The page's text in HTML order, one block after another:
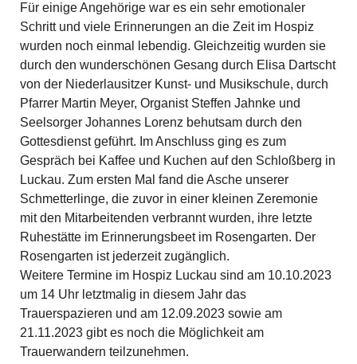
Für einige Angehörige war es ein sehr emotionaler
Schritt und viele Erinnerungen an die Zeit im Hospiz
wurden noch einmal lebendig. Gleichzeitig wurden sie
durch den wunderschönen Gesang durch Elisa Dartscht
von der Niederlausitzer Kunst- und Musikschule, durch
Pfarrer Martin Meyer, Organist Steffen Jahnke und
Seelsorger Johannes Lorenz behutsam durch den
Gottesdienst geführt. Im Anschluss ging es zum
Gespräch bei Kaffee und Kuchen auf den Schloßberg in
Luckau. Zum ersten Mal fand die Asche unserer
Schmetterlinge, die zuvor in einer kleinen Zeremonie
mit den Mitarbeitenden verbrannt wurden, ihre letzte
Ruhestätte im Erinnerungsbeet im Rosengarten. Der
Rosengarten ist jederzeit zugänglich.
Weitere Termine im Hospiz Luckau sind am 10.10.2023
um 14 Uhr letztmalig in diesem Jahr das
Trauerspazieren und am 12.09.2023 sowie am
21.11.2023 gibt es noch die Möglichkeit am
Trauerwandern teilzunehmen.